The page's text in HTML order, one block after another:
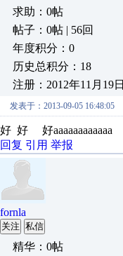
求助：0帖
帖子：0帖 | 56回
年度积分：0
历史总积分：18
注册：2012年11月19日
发表于：2013-09-05 16:48:05
好 好 好aaaaaaaaaaaa
回复 引用 举报
fornla
关注 私信
精华：0帖